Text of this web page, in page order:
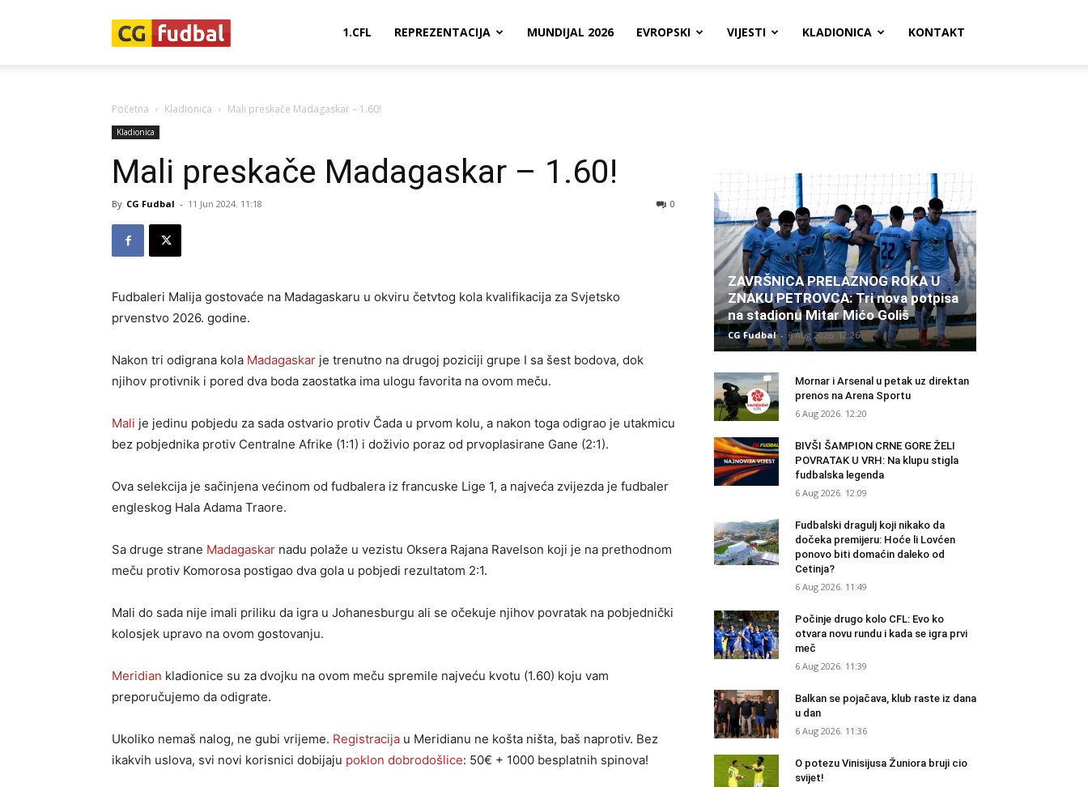
1.CFL REPREZENTACIJA MUNDIJAL 2026 EVROPSKI VIJESTI KLADIONICA KONTAKT
Početna Kladionica Mali preskače Madagaskar – 1.60!
Kladionica
Mali preskače Madagaskar – 1.60!
By CG Fudbal - 11 Jun 2024. 11:18 0
Fudbaleri Malija gostovaće na Madagaskaru u okviru četvtog kola kvalifikacija za Svjetsko
prvenstvo 2026. godine.
Nakon tri odigrana kola Madagaskar je trenutno na drugoj poziciji grupe I sa šest bodova, dok
njihov protivnik i pored dva boda zaostatka ima ulogu favorita na ovom meču.
Mali je jedinu pobjedu za sada ostvario protiv Čada u prvom kolu, a nakon toga odigrao je utakmicu
bez pobjednika protiv Centralne Afrike (1:1) i doživio poraz od prvoplasirane Gane (2:1).
Ova selekcija je sačinjena većinom od fudbalera iz francuske Lige 1, a najveća zvijezda je fudbaler
engleskog Hala Adama Traore.
Sa druge strane Madagaskar nadu polaže u vezistu Oksera Rajana Ravelson koji je na prethodnom
meču protiv Komorosa postigao dva gola u pobjedi rezultatom 2:1.
Mali do sada nije imali priliku da igra u Johanesburgu ali se očekuje njihov povratak na pobjednički
kolosjek upravo na ovom gostovanju.
Meridian kladionice su za dvojku na ovom meču spremile najveću kvotu (1.60) koju vam
preporučujemo da odigrate.
Ukoliko nemaš nalog, ne gubi vrijeme. Registracija u Meridianu ne košta ništa, baš naprotiv. Bez
ikakvih uslova, svi novi korisnici dobijaju poklon dobrodošlice: 50€ + 1000 besplatnih spinova!
ZAVRŠNICA PRELAZNOG ROKA U
ZNAKU PETROVCA: Tri nova potpisa
na stadionu Mitar Mićo Goliš
CG Fudbal - 6 Aug 2026. 12:26
Mornar i Arsenal u petak uz direktan
prenos na Arena Sportu
6 Aug 2026. 12:20
BIVŠI ŠAMPION CRNE GORE ŽELI
POVRATAK U VRH: Na klupu stigla
fudbalska legenda
6 Aug 2026. 12:09
Fudbalski dragulj koji nikako da
dočeka premijeru: Hoće li Lovćen
ponovo biti domaćin daleko od
Cetinja?
6 Aug 2026. 11:49
Počinje drugo kolo CFL: Evo ko
otvara novu rundu i kada se igra prvi
meč
6 Aug 2026. 11:39
Balkan se pojačava, klub raste iz dana
u dan
6 Aug 2026. 11:36
O potezu Vinisijusa Žuniora bruji cio
svijet!